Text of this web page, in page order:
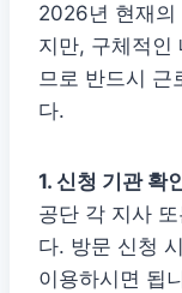
2026년 현재의
지만, 구체적인
므로 반드시 근
다.
1. 신청 기관 확
공단 각 지사
다. 방문 신청
이용하시면 됩